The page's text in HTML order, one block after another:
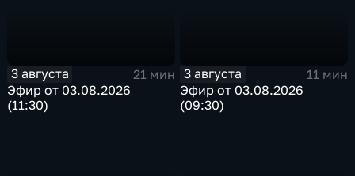
3 августа
21 мин
Эфир от 03.08.2026
(11:30)
3 августа
11 мин
Эфир от 03.08.2026
(09:30)